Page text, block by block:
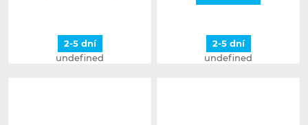
2-5 dní
undefined
2-5 dní
undefined